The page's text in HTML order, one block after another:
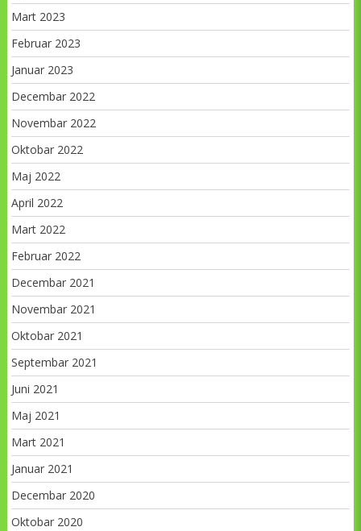
Mart 2023
Februar 2023
Januar 2023
Decembar 2022
Novembar 2022
Oktobar 2022
Maj 2022
April 2022
Mart 2022
Februar 2022
Decembar 2021
Novembar 2021
Oktobar 2021
Septembar 2021
Juni 2021
Maj 2021
Mart 2021
Januar 2021
Decembar 2020
Oktobar 2020